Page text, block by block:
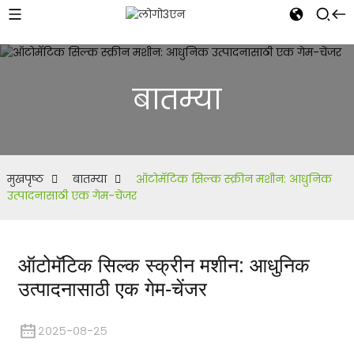
बातम्या
मुखपृष्ठ बातम्या
ऑटोमॅटिक सिल्क स्क्रीन मशीन: आधुनिक
उत्पादनासाठी एक गेम-चेंजर
ऑटोमॅटिक सिल्क स्क्रीन मशीन: आधुनिक
उत्पादनासाठी एक गेम-चेंजर
२०२५-०८-२५